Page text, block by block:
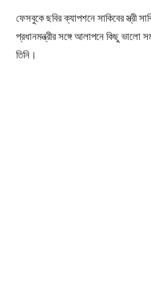
ফেসবুকে ছবির ক্যাপশনে সাকিবের স্ত্রী
প্রধানমন্ত্রীর সঙ্গে আলাপনে কিছু
তিনি।